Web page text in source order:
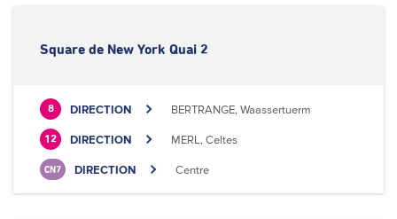
Square de New York Quai 2
8 DIRECTION BERTRANGE, Waassertuerm
12 DIRECTION MERL, Celtes
CN7 DIRECTION Centre